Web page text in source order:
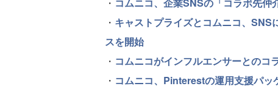
・ キャストプライズとコムニコ、SNS
スを開始
・ コムニコがインフルエンサーとのコ
・ コムニコ、Pinterestの運用支援パッ